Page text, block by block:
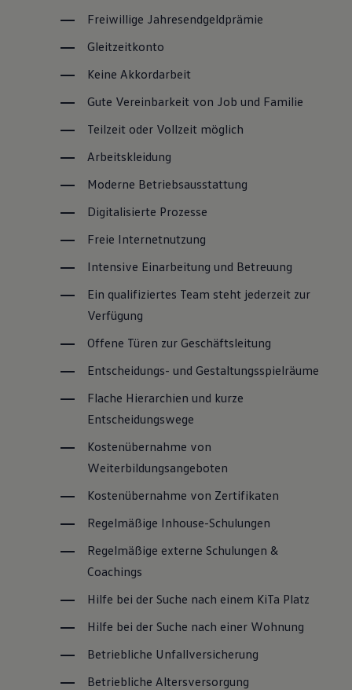
Freiwillige Jahresendgeldprämie
Gleitzeitkonto
Keine Akkordarbeit
Gute Vereinbarkeit von Job und Familie
Teilzeit oder Vollzeit möglich
Arbeitskleidung
Moderne Betriebsausstattung
Digitalisierte Prozesse
Freie Internetnutzung
Intensive Einarbeitung und Betreuung
Ein qualifiziertes Team steht jederzeit zur
Verfügung
Offene Türen zur Geschäftsleitung
Entscheidungs- und Gestaltungsspielräume
Flache Hierarchien und kurze
Entscheidungswege
Kostenübernahme von
Weiterbildungsangeboten
Kostenübernahme von Zertifikaten
Regelmäßige Inhouse-Schulungen
Regelmäßige externe Schulungen &
Coachings
Hilfe bei der Suche nach einem KiTa Platz
Hilfe bei der Suche nach einer Wohnung
Betriebliche Unfallversicherung
Betriebliche Altersversorgung